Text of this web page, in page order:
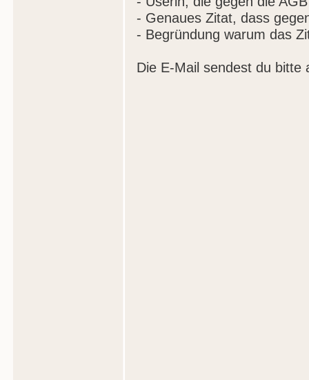
- Genaues Zitat, dass
- Begründung warum das
Die E-Mail sendest du bitte